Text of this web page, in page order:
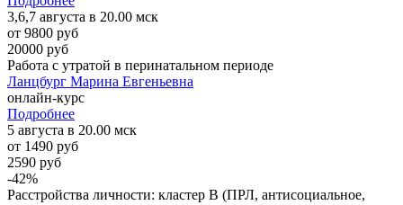
3,6,7 августа в 20.00 мск
от 9800 руб
20000 руб
Работа с утратой в перинатальном периоде
Ланцбург Марина Евгеньевна
онлайн-курс
Подробнее
5 августа в 20.00 мск
от 1490 руб
2590 руб
-42%
Расстройства личности: кластер B (ПРЛ, антисоциальное,